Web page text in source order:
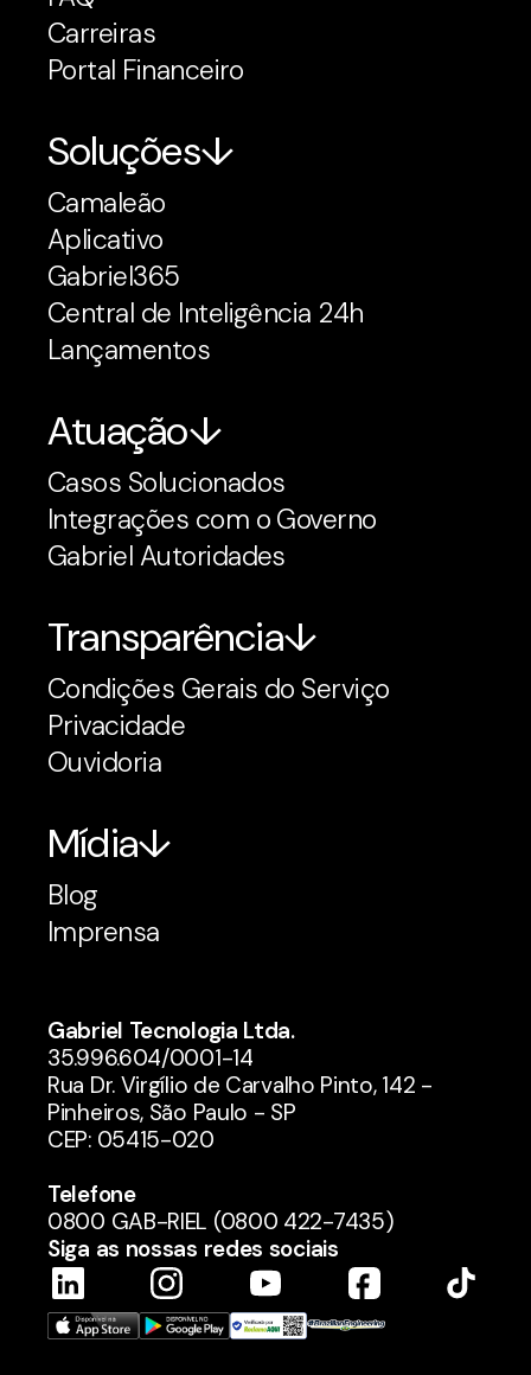
Carreiras
Portal Financeiro
Soluções
Camaleão
Aplicativo
Gabriel365
Central de Inteligência 24h
Lançamentos
Atuação
Casos Solucionados
Integrações com o Governo
Gabriel Autoridades
Transparência
Condições Gerais do Serviço
Privacidade
Ouvidoria
Mídia
Blog
Imprensa
Gabriel Tecnologia Ltda.
35.996.604/0001-14
Rua Dr. Virgílio de Carvalho Pinto, 142 -
Pinheiros, São Paulo - SP
CEP: 05415-020
Telefone
0800 GAB-RIEL (0800 422-7435)
Siga as nossas redes sociais